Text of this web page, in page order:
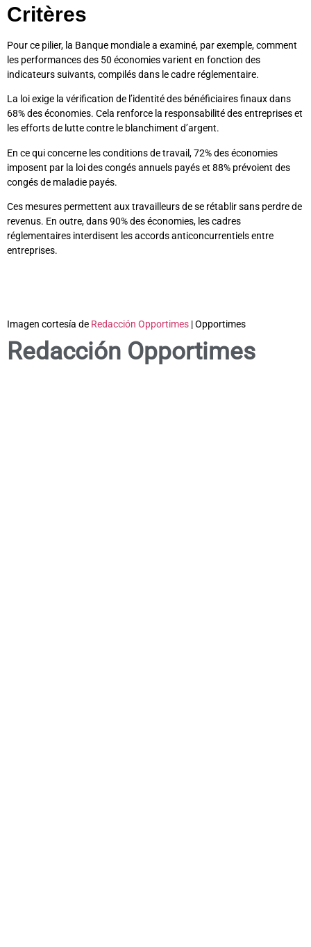
Critères
Pour ce pilier, la Banque mondiale a examiné, par exemple, comment
les performances des 50 économies varient en fonction des
indicateurs suivants, compilés dans le cadre réglementaire.
La loi exige la vérification de l’identité des bénéficiaires finaux dans
68% des économies. Cela renforce la responsabilité des entreprises et
les efforts de lutte contre le blanchiment d’argent.
En ce qui concerne les conditions de travail, 72% des économies
imposent par la loi des congés annuels payés et 88% prévoient des
congés de maladie payés.
Ces mesures permettent aux travailleurs de se rétablir sans perdre de
revenus. En outre, dans 90% des économies, les cadres
réglementaires interdisent les accords anticoncurrentiels entre
entreprises.
Imagen cortesía de Redacción Opportimes | Opportimes
Redacción Opportimes